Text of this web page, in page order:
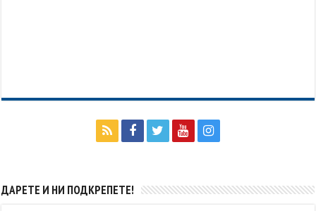
ДАРЕТЕ И НИ ПОДКРЕПЕТЕ!